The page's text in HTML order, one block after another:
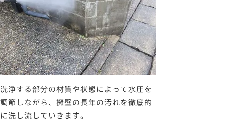
洗浄する部分の材質や状態によって水圧を
調節しながら、擁壁の長年の汚れを徹底的
に洗し流していきます。